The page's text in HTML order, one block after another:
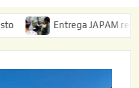
Entrega JAPAM